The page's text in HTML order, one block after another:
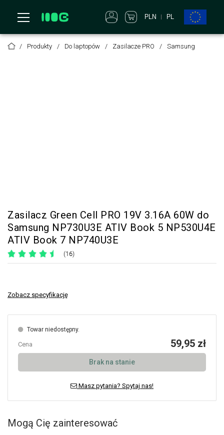
PLN PL
Produkty Do laptopów Zasilacze PRO Samsung
Zasilacz Green Cell PRO 19V 3.16A 60W do
Samsung NP730U3E ATIV Book 5 NP530U4E
ATIV Book 7 NP740U3E
(16)
Zobacz specyfikację
Towar niedostępny.
Cena 59,95 zł
Brak na stanie
Masz pytania? Spytaj nas!
Mogą Cię zainteresować